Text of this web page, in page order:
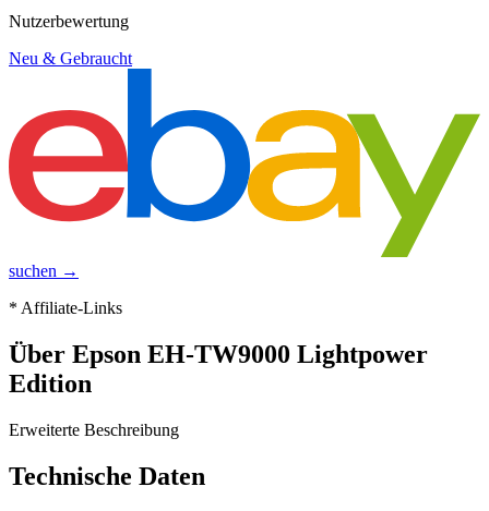
Nutzerbewertung
Neu & Gebraucht
suchen →
* Affiliate-Links
Über Epson EH-TW9000 Lightpower
Edition
Erweiterte Beschreibung
Technische Daten